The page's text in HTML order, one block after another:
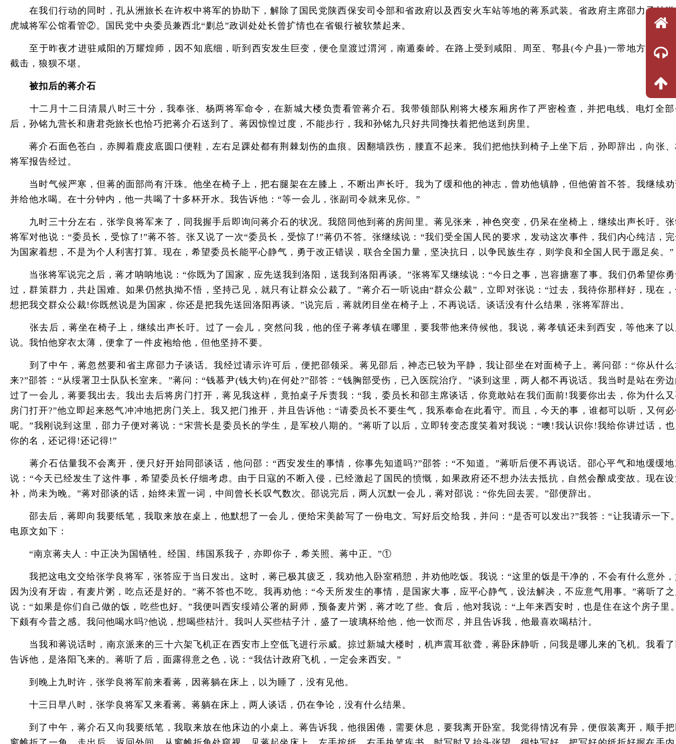
在我们行动的同时，孔从洲旅长在许权中将军的协助下，解除了国民党陕西保安司令部和省政府以及西安火车站等地的蒋系武装。省政府主席邵力子被
虎城将军公馆看管②。国民党中央委员兼西北“剿总”政训处处长曾扩情也在省银行被软禁起来。
至于昨夜才进驻咸阳的万耀煌师，因不知底细，听到西安发生巨变，便仓皇渡过渭河，南遁秦岭。在路上受到咸阳、周至、鄠县(今户县)一带地方人民
截击，狼狈不堪。
被扣后的蒋介石
十二月十二日清晨八时三十分，我奉张、杨两将军命令，在新城大楼负责看管蒋介石。我带领部队刚将大楼东厢房作了严密检查，并把电线、电灯全
后，孙铭九营长和唐君尧旅长也恰巧把蒋介石送到了。蒋因惊惶过度，不能步行，我和孙铭九只好共同搀扶着把他送到房里。
蒋介石面色苍白，赤脚着鹿皮底圆口便鞋，左右足踝处都有荆棘划伤的血痕。因翻墙跌伤，腰直不起来。我们把他扶到椅子上坐下后，孙即辞出，向张
将军报告经过。
当时气候严寒，但蒋的面部尚有汗珠。他坐在椅子上，把右腿架在左膝上，不断出声长吁。我为了缓和他的神志，曾劝他镇静，但他俯首不答。我继续
并给他水喝。在十分钟内，他一共喝了十多杯开水。我告诉他：“等一会儿，张副司令就来见你。”
九时三十分左右，张学良将军来了，同我握手后即询问蒋介石的状况。我陪同他到蒋的房间里。蒋见张来，神色突变，仍呆在坐椅上，继续出声长吁。
将军对他说：“委员长，受惊了!”蒋不答。张又说了一次“委员长，受惊了!”蒋仍不答。张继续说：“我们受全国人民的要求，发动这次事件，我们内心纯洁，
为国家着想，不是为个人利害打算。现在，希望委员长能平心静气，勇于改正错误，联合全国力量，坚决抗日，以争民族生存，则学良和全国人民于愿足矣。”
当张将军说完之后，蒋才呐呐地说：“你既为了国家，应先送我到洛阳，送我到洛阳再谈。”张将军又继续说：“今日之事，岂容搪塞了事。我们仍希望你
过，群策群力，共赴国难。如果仍然执拗不悟，坚持己见，就只有让群众公裁了。”蒋介石一听说由“群众公裁”，立即对张说：“过去，我待你那样好，现在
想把我交群众公裁!你既然说是为国家，你还是把我先送回洛阳再谈。”说完后，蒋就闭目坐在椅子上，不再说话。谈话没有什么结果，张将军辞出。
张去后，蒋坐在椅子上，继续出声长吁。过了一会儿，突然问我，他的侄子蒋孝镇在哪里，要我带他来侍候他。我说，蒋孝镇还未到西安，等他来了
说。我怕他穿衣太薄，便拿了一件皮袍给他，但他坚持不要。
到了中午，蒋忽然要和省主席邵力子谈话。我经过请示许可后，便把邵领采。蒋见邵后，神态已较为平静，我让邵坐在对面椅子上。蒋问邵：“你从什
来?”邵答：“从绥署卫士队队长室来。”蒋问：“钱慕尹(钱大钧)在何处?”邵答：“钱胸部受伤，已入医院治疗。”谈到这里，两人都不再说话。我当时是站在旁
过了一会儿，蒋要我出去。我出去后将房门打开，蒋见我这样，竟拍桌子斥责我：“我，委员长和邵主席谈话，你竟敢站在我们面前!我要你出去，你为什么
房门打开?”他立即起来怒气冲冲地把房门关上。我又把门推开，并且告诉他：“请委员长不要生气，我系奉命在此看守。而且，今天的事，谁都可以听，又何
呢。”我刚说到这里，邵力子便对蒋说：“宋营长是委员长的学生，是军校八期的。”蒋听了以后，立即转变态度笑着对我说：“噢!我认识你!我给你讲过话，
你的名，还记得!还记得!”
蒋介石估量我不会离开，便只好开始同邵谈话，他问邵：“西安发生的事情，你事先知道吗?”邵答：“不知道。”蒋听后便不再说话。邵心平气和地缓缓
说：“今天已经发生了这件事，希望委员长仔细考虑。由于日寇的不断入侵，已经激起了国民的愤慨，如果政府还不想办法去抵抗，自然会酿成变故。现在
补，尚未为晚。”蒋对邵谈的话，始终未置一词，中间曾长长叹气数次。邵说完后，两人沉默一会儿，蒋对邵说：“你先回去罢。”邵便辞出。
邵去后，蒋即向我要纸笔，我取来放在桌上，他默想了一会儿，便给宋美龄写了一份电文。写好后交给我，并问：“是否可以发出?”我答：“让我请示一下
电原文如下：
“南京蒋夫人：中正决为国牺牲。经国、纬国系我子，亦即你子，希关照。蒋中正。”①
我把这电文交给张学良将军，张答应于当日发出。这时，蒋已极其疲乏，我劝他入卧室稍憩，并劝他吃饭。我说：“这里的饭是干净的，不会有什么意外
因为没有牙齿，有麦片粥，吃点还是好的。”蒋不答也不吃。我再劝他：“今天所发生的事情，是国家大事，应平心静气，设法解决，不应意气用事。”蒋听了
说：“如果是你们自己做的饭，吃些也好。”我便叫西安绥靖公署的厨师，预备麦片粥，蒋才吃了些。食后，他对我说：“上年来西安时，也是住在这个房子里
下颇有今昔之感。我问他喝水吗?他说，想喝些桔汁。我叫人买些桔子汁，盛了一玻璃杯给他，他一饮而尽，并且告诉我，他最喜欢喝桔汁。
当我和蒋说话时，南京派来的三十六架飞机正在西安市上空低飞进行示威。掠过新城大楼时，机声震耳欲聋，蒋卧床静听，问我是哪儿来的飞机。我看
告诉他，是洛阳飞来的。蒋听了后，面露得意之色，说：“我估计政府飞机，一定会来西安。”
到晚上九时许，张学良将军前来看蒋，因蒋躺在床上，以为睡了，没有见他。
十三日早八时，张学良将军又来看蒋。蒋躺在床上，两人谈话，仍在争论，没有什么结果。
到了中午，蒋介石又向我要纸笔，我取来放在他床边的小桌上。蒋告诉我，他很困倦，需要休息，要我离开卧室。我觉得情况有异，便假装离开，顺手